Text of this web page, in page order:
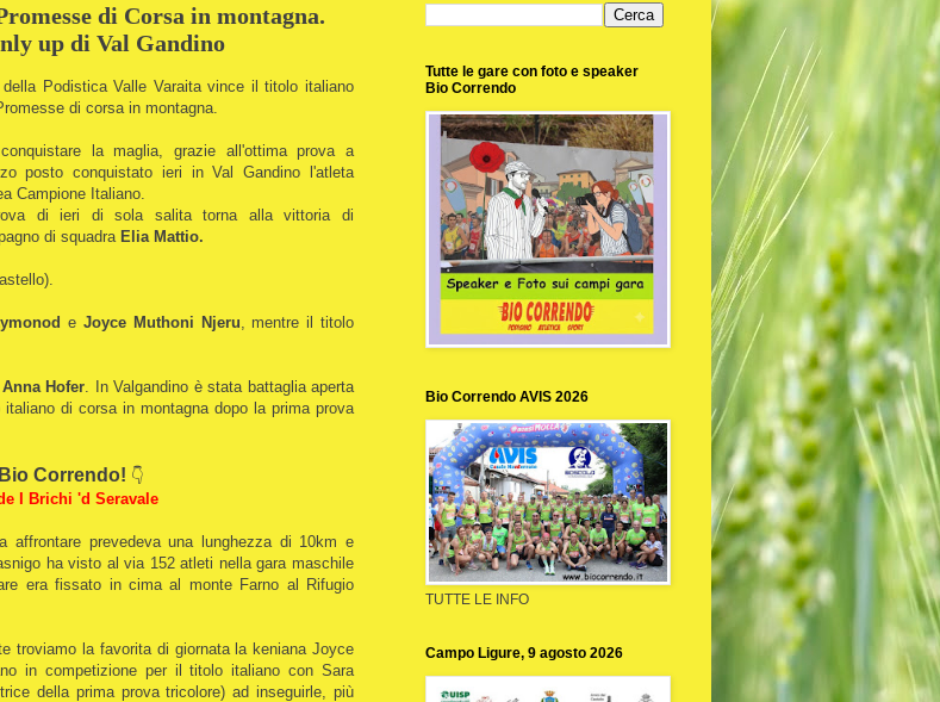
di Corsa in montagna.
up di Val Gandino
della Podistica Valle Varaita vince il titolo italiano
di corsa in montagna.
la maglia, grazie all'ottima prova a
posto conquistato ieri in Val Gandino l'atleta
Campione Italiano.
di ieri di sola salita torna alla vittoria di
di squadra Elia Mattio.
eJoyce Muthoni Njeru , mentre il titolo
Anna Hofer . In Valgandino è stata battaglia aperta
di corsa in montagna dopo la prima prova
Correndo! 👇
I Brichi 'd Seravale
affrontare prevedeva una lunghezza di 10km e
ha visto al via 152 atleti nella gara maschile
era fissato in cima al monte Farno al Rifugio
troviamo la favorita di giornata la keniana Joyce
in competizione per il titolo italiano con Sara
della prima prova tricolore) ad inseguirle, più
Tutte le gare con foto e speaker
Bio Correndo
Bio Correndo AVIS 2026
TUTTE LE INFO
Campo Ligure, 9 agosto 2026